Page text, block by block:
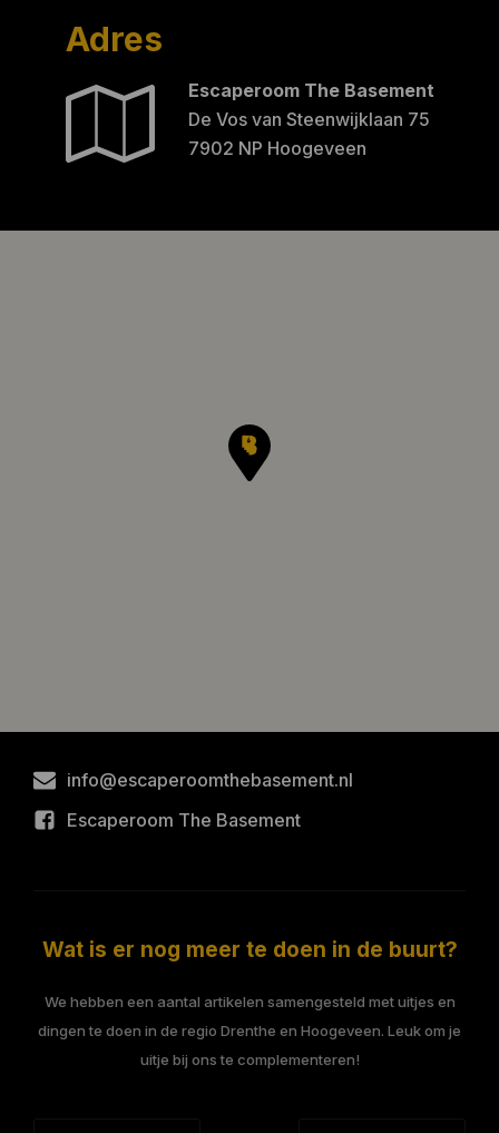
Adres
Escaperoom The Basement
De Vos van Steenwijklaan 75
7902 NP Hoogeveen
info@escaperoomthebasement.nl
Escaperoom The Basement
Wat is er nog meer te doen in de buurt?
We hebben een aantal artikelen samengesteld met uitjes en
dingen te doen in de regio Drenthe en Hoogeveen. Leuk om je
uitje bij ons te complementeren!